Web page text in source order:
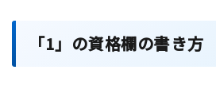
「1」の資格欄の書き方